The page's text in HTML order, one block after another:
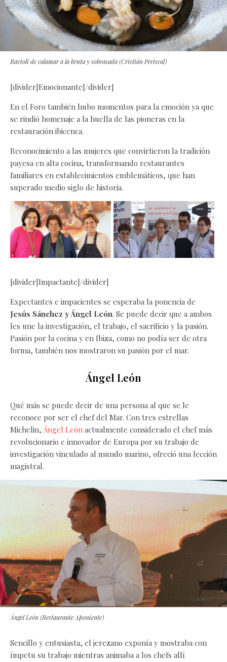
Ravioli de calamar a la bruta y sobrasada (Cristián Periscal)
[divider]Emocionante[/divider]
En el Foro también hubo momentos para la emoción ya que
se rindió homenaje a la huella de las pioneras en la
restauración ibicenca.
Reconocimiento a las mujeres que convirtieron la tradición
payesa en alta cocina, transformando restaurantes
familiares en establecimientos emblemáticos, que han
superado medio siglo de historia.
[divider]Impactante[/divider]
Expectantes e impacientes se esperaba la ponencia de
Jesús Sánchez y Ángel León. Se puede decir que a ambos
les une la investigación, el trabajo, el sacrificio y la pasión.
Pasión por la cocina y en Ibiza, como no podía ser de otra
forma, también nos mostraron su pasión por el mar.
Ángel León
Qué más se puede decir de una persona al que se le
reconoce por ser el chef del Mar. Con tres estrellas
Michelin, Ángel León actualmente considerado el chef más
revolucionario e innovador de Europa por su trabajo de
investigación vinculado al mundo marino, ofreció una lección
magistral.
Ángel León (Restaurante Aponiente)
Sencillo y entusiasta, el jerezano exponía y mostraba con
ímpetu su trabajo mientras animaba a los chefs allí